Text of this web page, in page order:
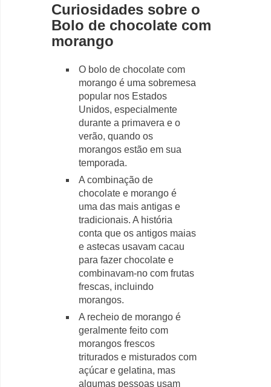
Curiosidades sobre o
Bolo de chocolate com
morango
O bolo de chocolate com
morango é uma sobremesa
popular nos Estados
Unidos, especialmente
durante a primavera e o
verão, quando os
morangos estão em sua
temporada.
A combinação de
chocolate e morango é
uma das mais antigas e
tradicionais. A história
conta que os antigos maias
e astecas usavam cacau
para fazer chocolate e
combinavam-no com frutas
frescas, incluindo
morangos.
A recheio de morango é
geralmente feito com
morangos frescos
triturados e misturados com
açúcar e gelatina, mas
algumas pessoas usam